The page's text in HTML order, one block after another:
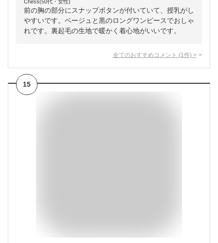
Chess(50代・女性)
前の胸の部分にスナップボタンが付いていて、授乳がし
やすいです。ベージュと黒のロングワンピースでおしゃ
れです。裏起毛の生地で暖かく着心地がいいです。
全てのおすすめコメント (1 件) >
15